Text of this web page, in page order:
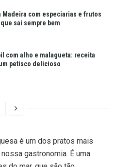
Madeira com especiarias e frutos
sai sempre bem
com alho e malagueta: receita
petisco delicioso
é um dos pratos mais
gastronomia. É uma